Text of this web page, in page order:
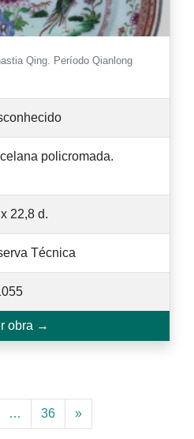
Qing. Período Qianlong
policromada.
22,8 d.
Técnica
obra →
… 36 »